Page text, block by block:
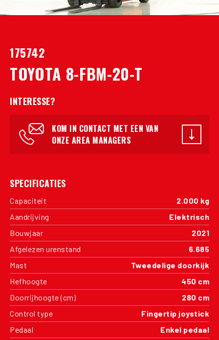
175742
TOYOTA 8-FBM-20-T
INTERESSE?
KOM IN CONTACT MET EEN VAN
ONZE AREA MANAGERS
SPECIFICATIES
Capaciteit
2.000 kg
Aandrijving
Elektrisch
Bouwjaar
2021
Afgelezen urenstand
6.685
Mast
Tweedelige doorkijk
Hefhoogte
450 cm
Doorrijhoogte (cm)
280 cm
Control type
Fingertip joystick
Pedaal
Enkel pedaal